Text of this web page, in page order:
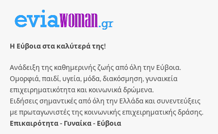
Η Εύβοια στα καλύτερά της!
Ανάδειξη της καθημερινής ζωής από όλη την Εύβοια.
Ομορφιά, παιδί, υγεία, μόδα, διακόσμηση, γυναικεία
επιχειρηματικότητα και κοινωνικά δρώμενα.
Ειδήσεις σημαντικές από όλη την Ελλάδα και συνεντεύξεις
με πρωταγωνιστές της κοινωνικής επιχειρηματικής δράσης.
Επικαιρότητα - Γυναίκα - Εύβοια